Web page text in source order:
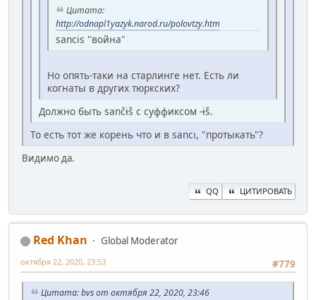
Цитата:
http://odnapl1yazyk.narod.ru/polovtzy.htm
sancis "война"
Но опять-таки на старлинге нет. Есть ли
когнаты в других тюркских?
Должно быть sančɨš с суффиксом -ɨš.
То есть тот же корень что и в sancı, "протыкать"?
Видимо да.
QQ ЦИТИРОВАТЬ
Red Khan
Global Moderator
#779
октября 22, 2020, 23:53
Цитата: bvs от октября 22, 2020, 23:46